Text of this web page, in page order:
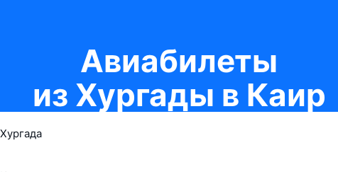
Авиабилеты
из Хургады в Каир